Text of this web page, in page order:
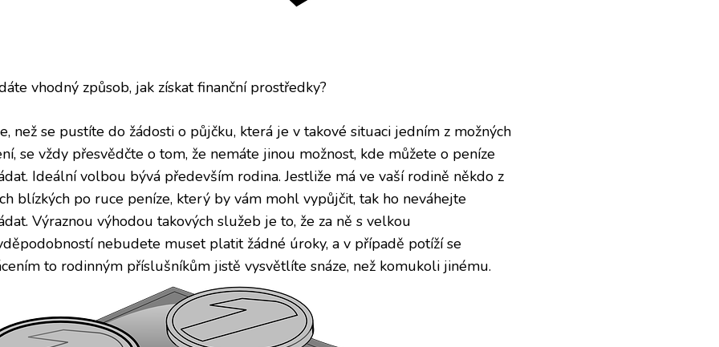
vhodný způsob, jak získat finanční prostředky?
než se pustíte do žádosti o půjčku, která je v takové situaci jedním z možných
se vždy přesvědčte o tom, že nemáte jinou možnost, kde můžete o peníze
Ideální volbou bývá především rodina. Jestliže má ve vaší rodině někdo z
blízkých po ruce peníze, který by vám mohl vypůjčit, tak ho neváhejte
Výraznou výhodou takových služeb je to, že za ně s velkou
nebudete muset platit žádné úroky, a v případě potíží se
to rodinným příslušníkům jistě vysvětlíte snáze, než komukoli jinému.